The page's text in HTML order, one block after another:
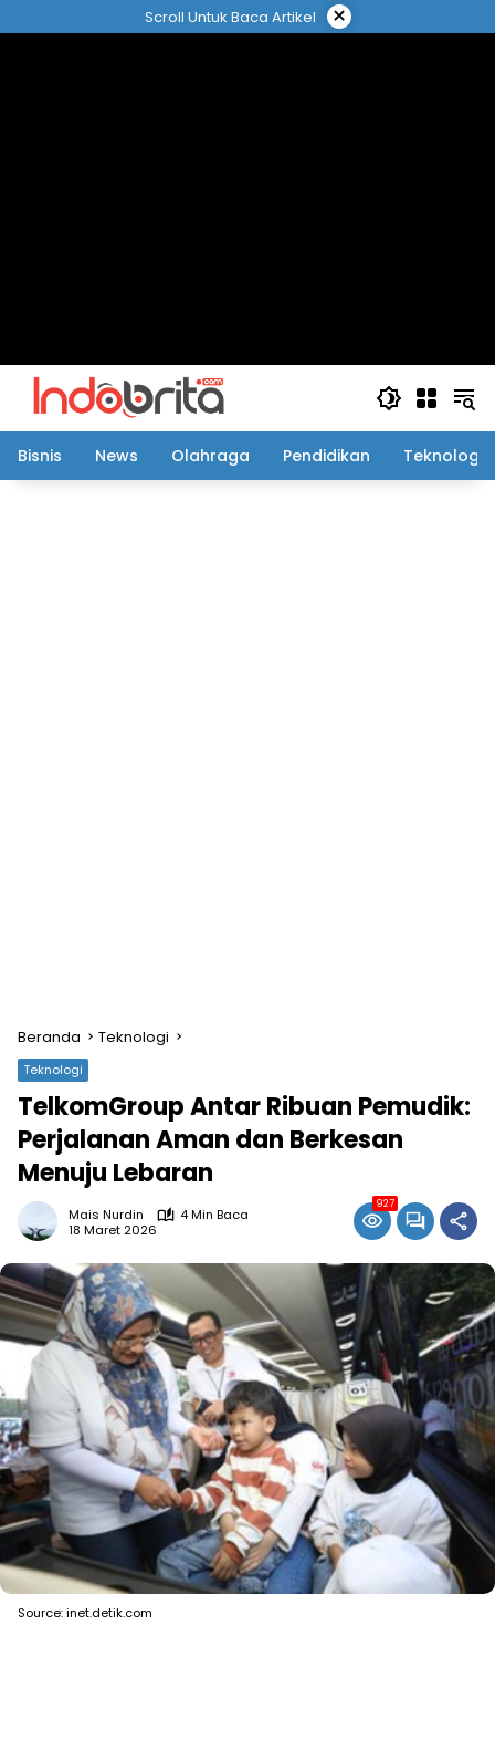
ke
Scroll Untuk Baca Artikel ×
Bisnis News Olahraga Pendidikan Teknologi
Beranda Teknologi
Teknologi
TelkomGroup Antar Ribuan Pemudik:
Perjalanan Aman dan Berkesan
Menuju Lebaran
Mais Nurdin
4 Min Baca
18 Maret 2026
927
Source: inet.detik.com